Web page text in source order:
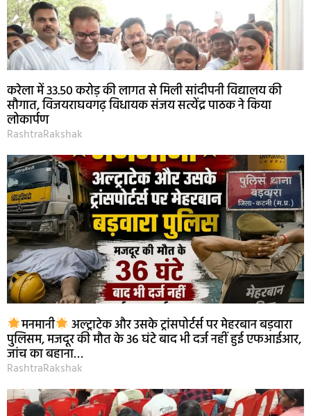
करेला में 33.50 करोड़ की लागत से मिली सांदीपनी विद्यालय की
सौगात, विजयराघवगढ़ विधायक संजय सत्येंद्र पाठक ने किया
लोकार्पण
RashtraRakshak
मनमानी अल्ट्राटेक और उसके ट्रांसपोर्टर्स पर मेहरबान बड़वारा
पुलिसम, मजदूर की मौत के 36 घंटे बाद भी दर्ज नहीं हुई एफआईआर,
जांच का बहाना…
RashtraRakshak